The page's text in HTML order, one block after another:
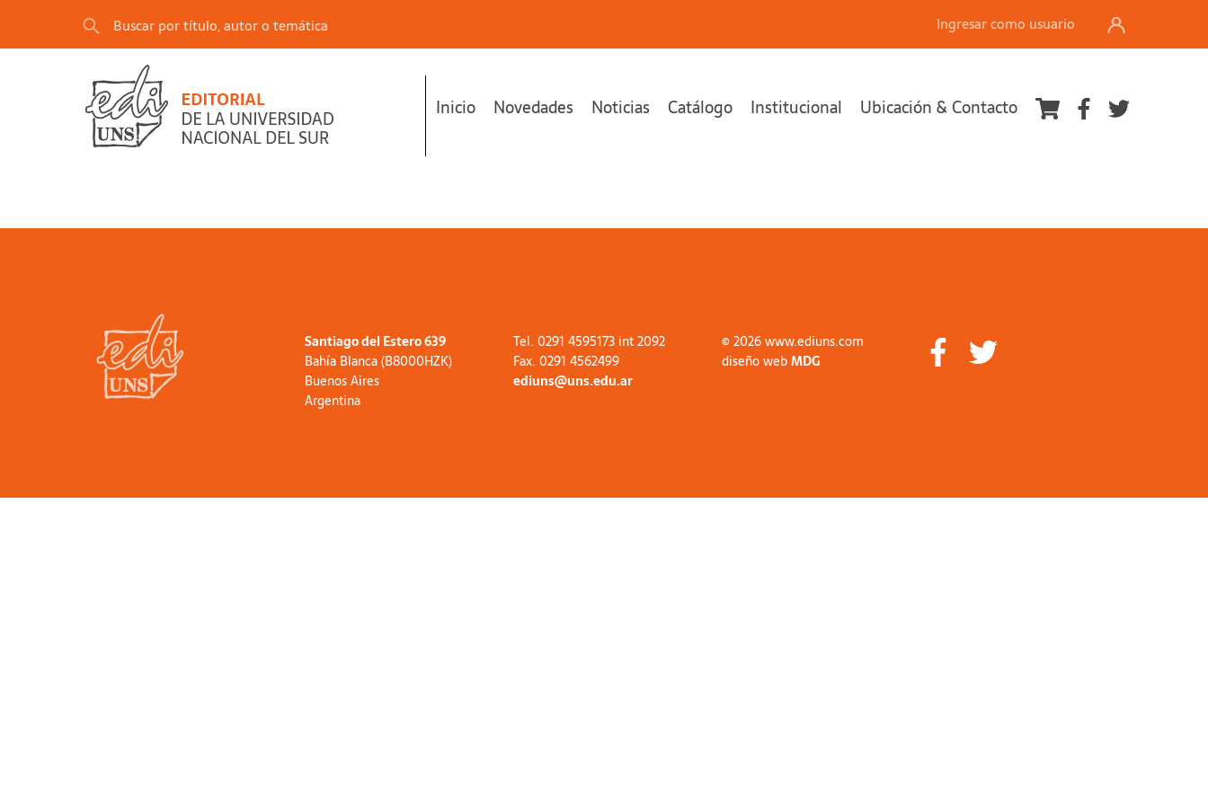
Ingresar como usuario
Inicio Novedades Noticias Catálogo Institucional Ubicación & Contacto
Santiago del Estero 639
Bahía Blanca (B8000HZK)
Buenos Aires
Argentina
Tel. 0291 4595173 int 2092
Fax. 0291 4562499
ediuns@uns.edu.ar
© 2026 www.ediuns.com
diseño webMDG